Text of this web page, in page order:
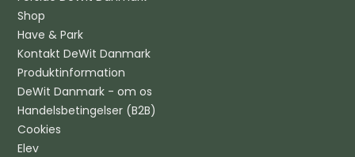
Shop
Have & Park
Kontakt DeWit Danmark
Produktinformation
DeWit Danmark - om os
Handelsbetingelser (B2B)
Cookies
Elev